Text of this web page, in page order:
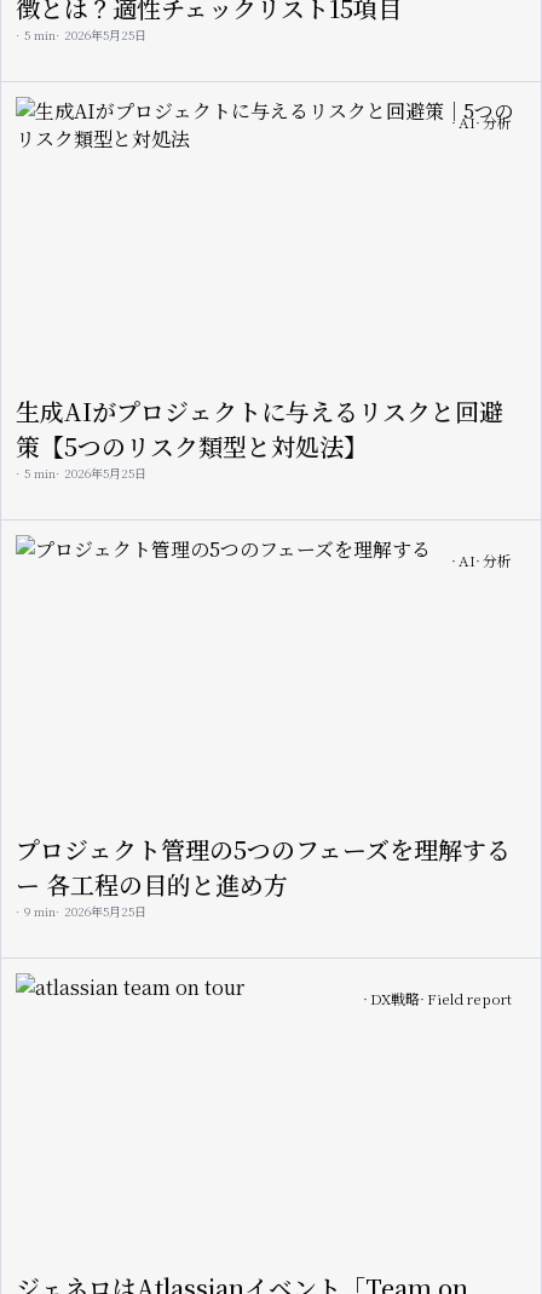
徴とは？適性チェックリスト15項目
5 min 2026年5月25日
Image AI 分析
生成AIがプロジェクトに与えるリスクと回避
策【5つのリスク類型と対処法】
5 min 2026年5月25日
Image AI 分析
プロジェクト管理の5つのフェーズを理解する
ー 各工程の目的と進め方
9 min 2026年5月25日
Image DX戦略 Field report